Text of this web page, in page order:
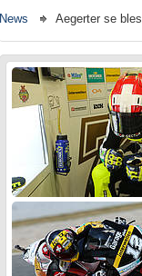
News Aegerter se